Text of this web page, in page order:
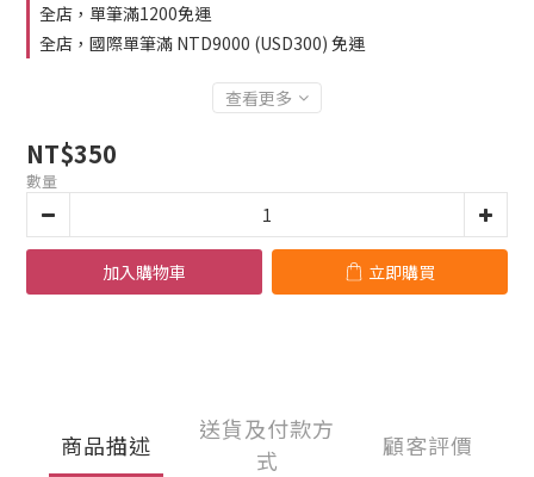
全店，單筆滿1200免運
全店，國際單筆滿 NTD9000 (USD300) 免運
查看更多
NT$350
數量
加入購物車 立即購買
商品描述
送貨及付款方
式
顧客評價